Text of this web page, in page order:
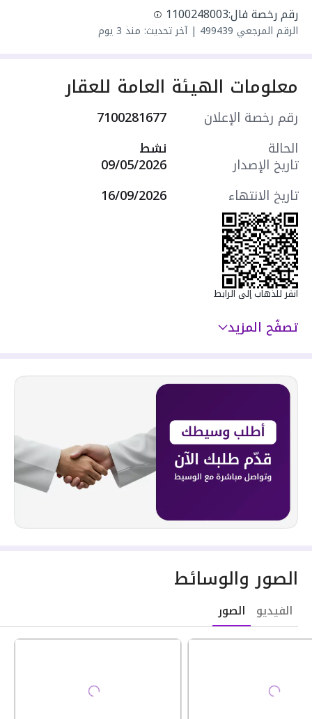
رقم رخصة فال:1100248003
الرقم المرجعي 499439
|آخر تحديث: منذ 3 يوم
معلومات الهيئة العامة للعقار
رقم رخصة الإعلان
7100281677
الحالة
نشط
تاريخ الإصدار
09/05/2026
تاريخ الانتهاء
16/09/2026
انقر للذهاب إلى الرابط
تصفّح المزيد
الصور والوسائط
الفيديو الصور